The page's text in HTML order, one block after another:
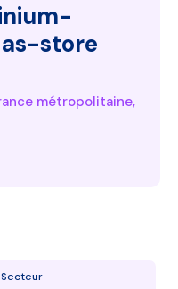
store
métropolitaine,
Secteur